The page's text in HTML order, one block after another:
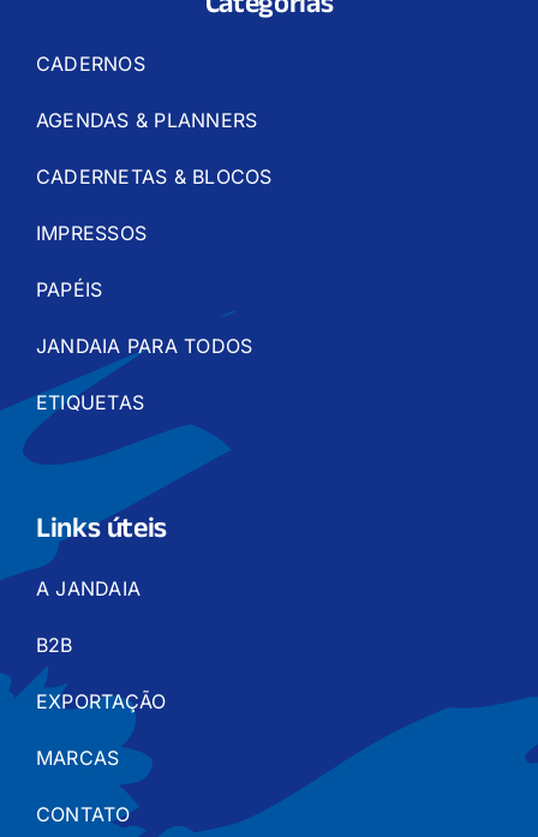
CADERNOS
AGENDAS & PLANNERS
CADERNETAS & BLOCOS
IMPRESSOS
PAPÉIS
JANDAIA PARA TODOS
ETIQUETAS
Links úteis
A JANDAIA
B2B
EXPORTAÇÃO
MARCAS
CONTATO